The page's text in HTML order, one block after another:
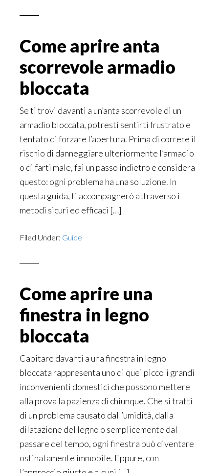
Come aprire anta
scorrevole armadio
bloccata
Se ti trovi davanti a un’anta scorrevole di un
armadio bloccata, potresti sentirti frustrato e
tentato di forzare l’apertura. Prima di correre il
rischio di danneggiare ulteriormente l’armadio
o di farti male, fai un passo indietro e considera
questo: ogni problema ha una soluzione. In
questa guida, ti accompagnerò attraverso i
metodi sicuri ed efficaci […]
Filed Under: Guide
Come aprire una
finestra in legno
bloccata
Capitare davanti a una finestra in legno
bloccata rappresenta uno di quei piccoli grandi
inconvenienti domestici che possono mettere
alla prova la pazienza di chiunque. Che si tratti
di un problema causato dall’umidità, dalla
dilatazione del legno o semplicemente dal
passare del tempo, ogni finestra può diventare
ostinatamente immobile. Eppure, con